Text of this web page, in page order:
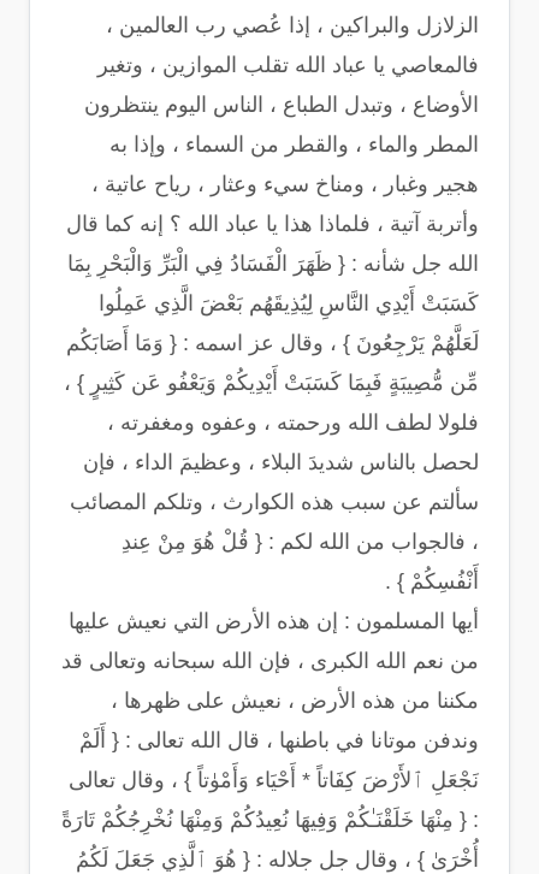
الزلازل والبراكين ، إذا عُصي رب العالمين ،
فالمعاصي يا عباد الله تقلب الموازين ، وتغير
الأوضاع ، وتبدل الطباع ، الناس اليوم ينتظرون
المطر والماء ، والقطر من السماء ، وإذا به
هجير وغبار ، ومناخ سيء وعثار ، رياح عاتية ،
وأتربة آتية ، فلماذا هذا يا عباد الله ؟ إنه كما قال
الله جل شأنه : { ظَهَرَ الْفَسَادُ فِي الْبَرِّ وَالْبَحْرِ بِمَا
كَسَبَتْ أَيْدِي النَّاسِ لِيُذِيقَهُم بَعْضَ الَّذِي عَمِلُوا
لَعَلَّهُمْ يَرْجِعُونَ } ، وقال عز اسمه : { وَمَا أَصَابَكُم
مِّن مُّصِيبَةٍ فَبِمَا كَسَبَتْ أَيْدِيكُمْ وَيَعْفُو عَن كَثِيرٍ } ،
فلولا لطف الله ورحمته ، وعفوه ومغفرته ،
لحصل بالناس شديدَ البلاء ، وعظيمَ الداء ، فإن
سألتم عن سبب هذه الكوارث ، وتلكم المصائب
، فالجواب من الله لكم : { قُلْ هُوَ مِنْ عِندِ
أَنْفُسِكُمْ } .
أيها المسلمون : إن هذه الأرض التي نعيش عليها
من نعم الله الكبرى ، فإن الله سبحانه وتعالى قد
مكننا من هذه الأرض ، نعيش على ظهرها ،
وندفن موتانا في باطنها ، قال الله تعالى : { أَلَمْ
نَجْعَلِ ٱلأَرْضَ كِفَاتاً * أَحْيَاء وَأَمْوٰتاً } ، وقال تعالى
: { مِنْهَا خَلَقْنَـٰكُمْ وَفِيهَا نُعِيدُكُمْ وَمِنْهَا نُخْرِجُكُمْ تَارَةً
أُخْرَىٰ } ، وقال جل جلاله : { هُوَ ٱلَّذِي جَعَلَ لَكُمُ